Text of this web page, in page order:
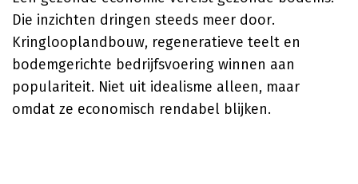
Die inzichten dringen steeds meer door.
Kringlooplandbouw, regeneratieve teelt en
bodemgerichte bedrijfsvoering winnen aan
populariteit. Niet uit idealisme alleen, maar
omdat ze economisch rendabel blijken.